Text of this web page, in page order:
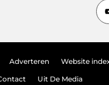
Adverteren Website
Uit De Media